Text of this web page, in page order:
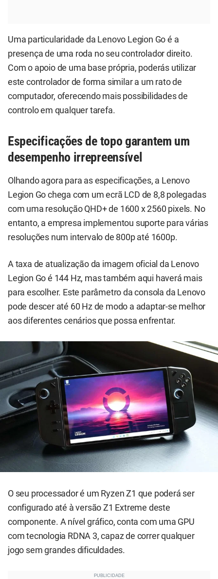
Uma particularidade da Lenovo Legion Go é a
presença de uma roda no seu controlador direito.
Com o apoio de uma base própria, poderás utilizar
este controlador de forma similar a um rato de
computador, oferecendo mais possibilidades de
controlo em qualquer tarefa.
Especificações de topo garantem um
desempenho irrepreensível
Olhando agora para as especificações, a Lenovo
Legion Go chega com um ecrã LCD de 8,8 polegadas
com uma resolução QHD+ de 1600 x 2560 pixels. No
entanto, a empresa implementou suporte para várias
resoluções num intervalo de 800p até 1600p.
A taxa de atualização da imagem oficial da Lenovo
Legion Go é 144 Hz, mas também aqui haverá mais
para escolher. Este parâmetro da consola da Lenovo
pode descer até 60 Hz de modo a adaptar-se melhor
aos diferentes cenários que possa enfrentar.
O seu processador é um Ryzen Z1 que poderá ser
configurado até à versão Z1 Extreme deste
componente. A nível gráfico, conta com uma GPU
com tecnologia RDNA 3, capaz de correr qualquer
jogo sem grandes dificuldades.